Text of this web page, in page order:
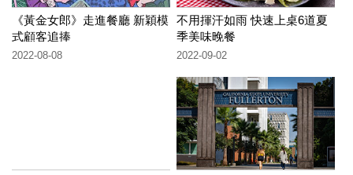
《黃金女郎》走進餐廳 新穎模
式顧客追捧
2022-08-08
不用揮汗如雨 快速上桌6道夏
季美味晚餐
2022-09-02